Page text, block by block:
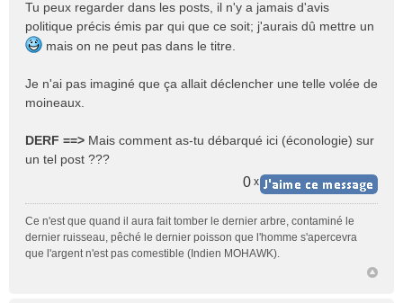
Tu peux regarder dans les posts, il n'y a jamais d'avis
politique précis émis par qui que ce soit; j'aurais dû mettre un
mais on ne peut pas dans le titre.
Je n'ai pas imaginé que ça allait déclencher une telle volée de
moineaux.
DERF ==> Mais comment as-tu débarqué ici (éconologie) sur
un tel post ???
0 x
Ce n'est que quand il aura fait tomber le dernier arbre, contaminé le
dernier ruisseau, pêché le dernier poisson que l'homme s'apercevra
que l'argent n'est pas comestible (Indien MOHAWK).